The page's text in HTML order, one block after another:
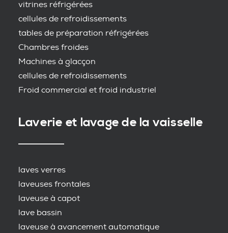
vitrines réfrigérées
cellules de refroidissements
tables de préparation réfrigérées
Chambres froides
Machines à glacçon
cellules de refroidissements
Froid commercial et froid industriel
Laverie et lavage de la vaisselle
laves verres
laveuses frontales
laveuse à capot
lave bassin
laveuse à avancement automatique